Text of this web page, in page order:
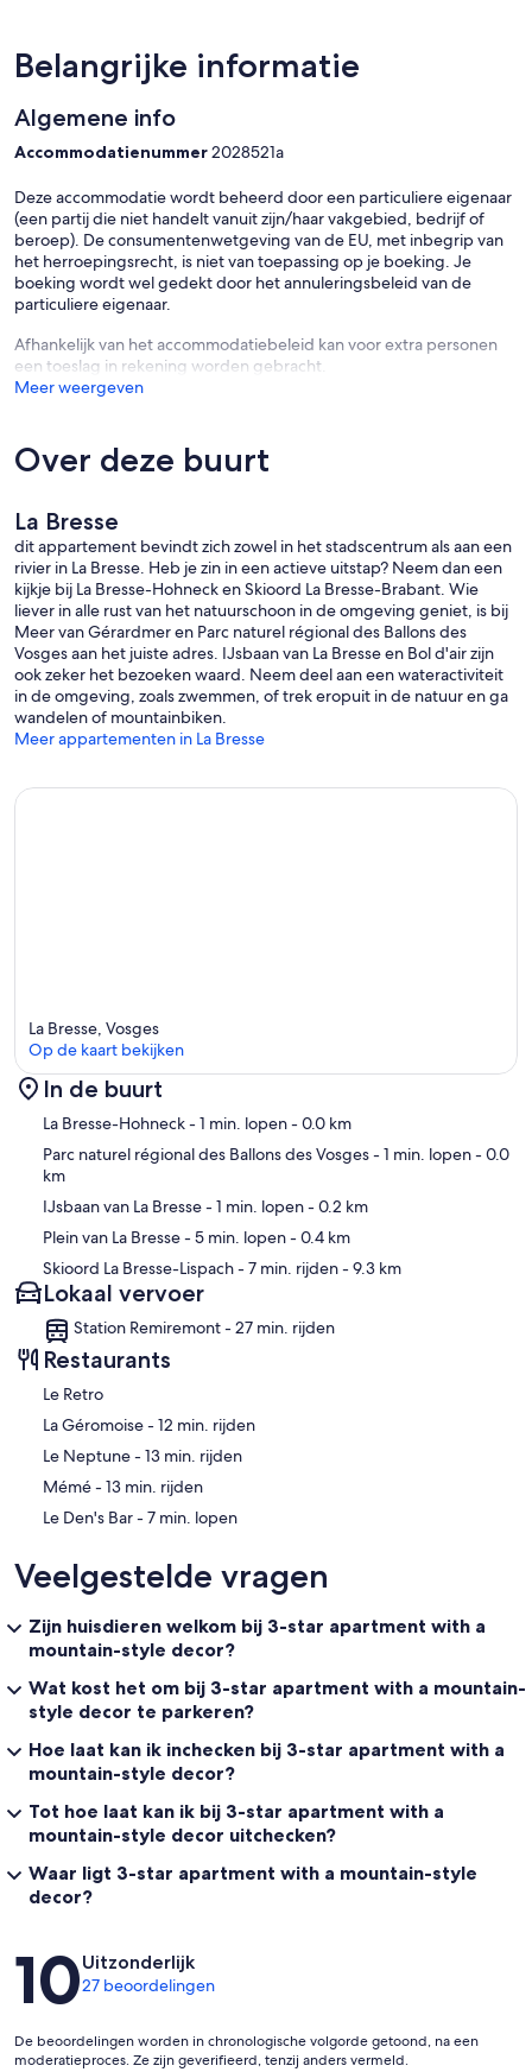
Belangrijke informatie
Algemene info
Accommodatienummer2028521a
Deze accommodatie wordt beheerd door een particuliere eigenaar
(een partij die niet handelt vanuit zijn/haar vakgebied, bedrijf of
beroep). De consumentenwetgeving van de EU, met inbegrip van
het herroepingsrecht, is niet van toepassing op je boeking. Je
boeking wordt wel gedekt door het annuleringsbeleid van de
particuliere eigenaar.
Afhankelijk van het accommodatiebeleid kan voor extra personen
een toeslag in rekening worden gebracht.
Meer weergeven
Over deze buurt
La Bresse
dit appartement bevindt zich zowel in het stadscentrum als aan een
rivier in La Bresse. Heb je zin in een actieve uitstap? Neem dan een
kijkje bij La Bresse-Hohneck en Skioord La Bresse-Brabant. Wie
liever in alle rust van het natuurschoon in de omgeving geniet, is bij
Meer van Gérardmer en Parc naturel régional des Ballons des
Vosges aan het juiste adres. IJsbaan van La Bresse en Bol d'air zijn
ook zeker het bezoeken waard. Neem deel aan een wateractiviteit
in de omgeving, zoals zwemmen, of trek eropuit in de natuur en ga
wandelen of mountainbiken.
Meer appartementen in La Bresse
Kaart
La Bresse, Vosges
Op de kaart bekijken
In de buurt
La Bresse-Hohneck- 1 min. lopen- 0.0 km
Parc naturel régional des Ballons des Vosges- 1 min. lopen- 0.0
km
IJsbaan van La Bresse- 1 min. lopen- 0.2 km
Plein van La Bresse- 5 min. lopen- 0.4 km
Skioord La Bresse-Lispach- 7 min. rijden- 9.3 km
Lokaal vervoer
Station Remiremont - 27 min. rijden
Restaurants
Le Retro
‪La Géromoise - ‬12 min. rijden
‪Le Neptune - ‬13 min. rijden
‪Mémé - ‬13 min. rijden
‪Le Den's Bar - ‬7 min. lopen
Veelgestelde vragen
Zijn huisdieren welkom bij 3-star apartment with a
mountain-style decor?
Wat kost het om bij 3-star apartment with a mountain-
style decor te parkeren?
Hoe laat kan ik inchecken bij 3-star apartment with a
mountain-style decor?
Tot hoe laat kan ik bij 3-star apartment with a
mountain-style decor uitchecken?
Waar ligt 3-star apartment with a mountain-style
decor?
Beoordelingen
10Uitzonderlijk
27 beoordelingen
De beoordelingen worden in chronologische volgorde getoond, na een
moderatieproces. Ze zijn geverifieerd, tenzij anders vermeld.